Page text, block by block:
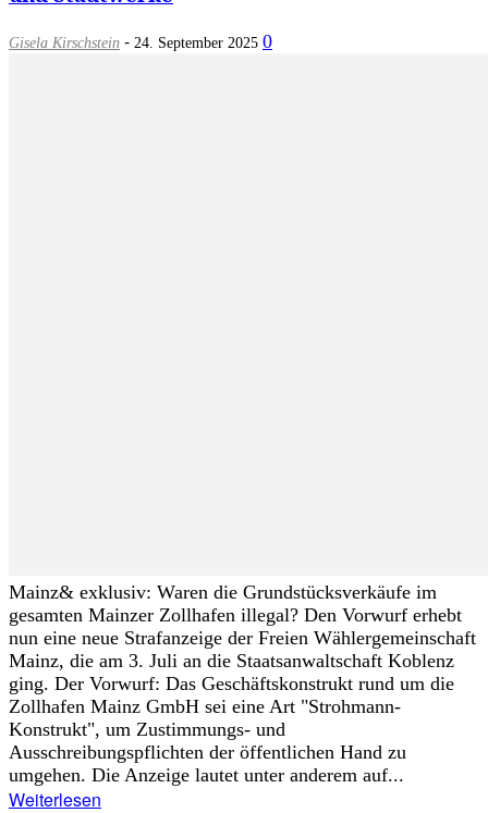
Gisela Kirschstein - 24. September 2025 0
Mainz& exklusiv: Waren die Grundstücksverkäufe im
gesamten Mainzer Zollhafen illegal? Den Vorwurf erhebt
nun eine neue Strafanzeige der Freien Wählergemeinschaft
Mainz, die am 3. Juli an die Staatsanwaltschaft Koblenz
ging. Der Vorwurf: Das Geschäftskonstrukt rund um die
Zollhafen Mainz GmbH sei eine Art "Strohmann-
Konstrukt", um Zustimmungs- und
Ausschreibungspflichten der öffentlichen Hand zu
umgehen. Die Anzeige lautet unter anderem auf...
Weiterlesen